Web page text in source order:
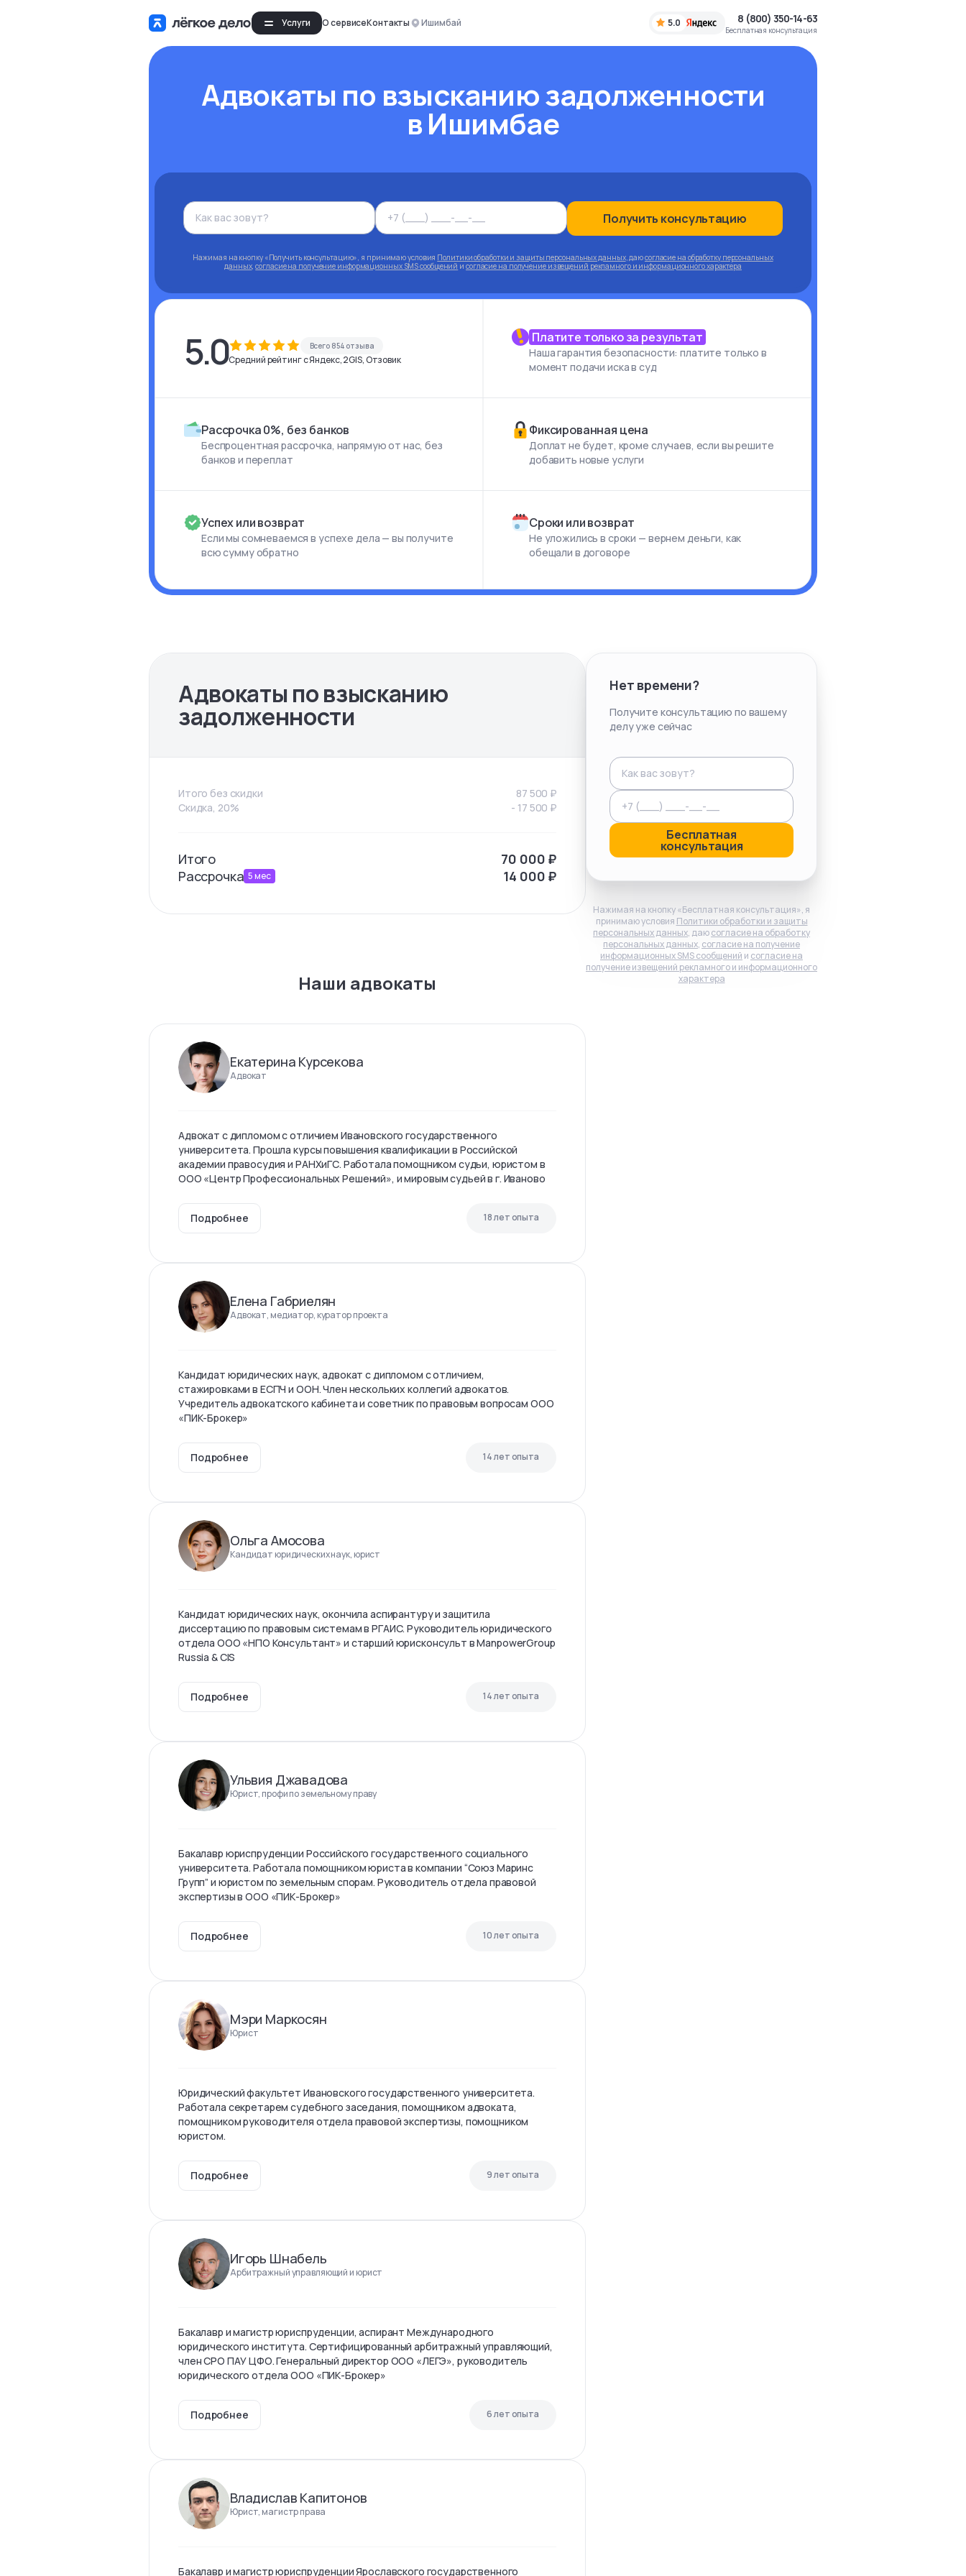
Услуги О сервисеКонтакты Ишимбай 5.0 8 (800) 350-14-63
Бесплатная консультация
Адвокаты по взысканию задолженности
в Ишимбае
Получить консультацию
Нажимая на кнопку «Получить консультацию», я принимаю условия Политики обработки и защиты персональных данных, даюсогласие на обработку персональных
данных,согласие на получение информационных SMS сообщений и согласие на получение извещений рекламного и информационного характера
5.0 Всего 854 отзыва
Средний рейтинг с Яндекс, 2GIS, Отзовик
Платите только за результат
Наша гарантия безопасности: платите только в
момент подачи иска в суд
Рассрочка 0%, без банков
Беспроцентная рассрочка, напрямую от нас, без
банков и переплат
Фиксированная цена
Доплат не будет, кроме случаев, если вы решите
добавить новые услуги
Успех или возврат
Если мы сомневаемся в успехе дела — вы получите
всю сумму обратно
Сроки или возврат
Не уложились в сроки — вернем деньги, как
обещали в договоре
Адвокаты по взысканию
задолженности
Итого без скидки 87 500 ₽
Скидка, 20%
- 17 500 ₽
Итого 70 000 ₽
Рассрочка 5мес 14 000 ₽
Наши адвокаты
Екатерина Курсекова
Адвокат
Адвокат с дипломом с отличием Ивановского государственного
университета. Прошла курсы повышения квалификации в Российской
академии правосудия и РАНХиГС. Работала помощником судьи, юристом в
ООО «Центр Профессиональных Решений», и мировым судьей в г. Иваново
Подробнее 18 лет опыта
Елена Габриелян
Адвокат, медиатор, куратор проекта
Кандидат юридических наук, адвокат с дипломом с отличием,
стажировками в ЕСПЧ и ООН. Член нескольких коллегий адвокатов.
Учредитель адвокатского кабинета и советник по правовым вопросам ООО
«ПИК-Брокер»
Подробнее 14 лет опыта
Ольга Амосова
Кандидат юридических наук, юрист
Кандидат юридических наук, окончила аспирантуру и защитила
диссертацию по правовым системам в РГАИС. Руководитель юридического
отдела ООО «НПО Консультант» и старший юрисконсульт в ManpowerGroup
Russia & CIS
Подробнее 14 лет опыта
Ульвия Джавадова
Юрист, профи по земельному праву
Бакалавр юриспруденции Российского государственного социального
университета. Работала помощником юриста в компании “Союз Маринс
Групп” и юристом по земельным спорам. Руководитель отдела правовой
экспертизы в ООО «ПИК-Брокер»
Подробнее 10 лет опыта
Мэри Маркосян
Юрист
Юридический факультет Ивановского государственного университета.
Работала секретарем судебного заседания, помощником адвоката,
помощником руководителя отдела правовой экспертизы, помощником
юристом.
Подробнее 9 лет опыта
Игорь Шнабель
Арбитражный управляющий и юрист
Бакалавр и магистр юриспруденции, аспирант Международного
юридического института. Сертифицированный арбитражный управляющий,
член СРО ПАУ ЦФО. Генеральный директор ООО «ЛЕГЭ», руководитель
юридического отдела ООО «ПИК-Брокер»
Подробнее 6 лет опыта
Владислав Капитонов
Юрист, магистр права
Бакалавр и магистр юриспруденции Ярославского государственного
Нет времени?
Получите консультацию по вашему
делу уже сейчас
Бесплатная
консультация
Нажимая на кнопку «Бесплатная консультация», я
принимаю условия Политики обработки и защиты
персональных данных, даюсогласие на обработку
персональных данных, согласие на получение
информационных SMS сообщений и согласие на
получение извещений рекламного и информационного
характера